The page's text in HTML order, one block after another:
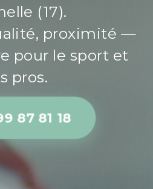
(17).
proximité —
pour le sport et
pros.
87 81 18